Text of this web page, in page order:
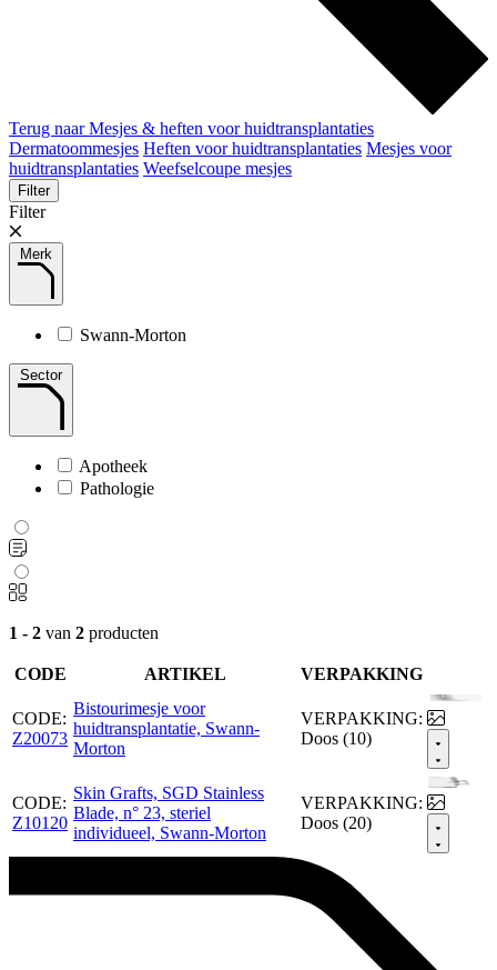
Terug naar Mesjes & heften voor huidtransplantaties
Dermatoommesjes Heften voor huidtransplantaties Mesjes voor
huidtransplantaties Weefselcoupe mesjes
Filter
Filter
Merk
Swann-Morton
Sector
Apotheek
Pathologie
1 - 2 van 2 producten
CODE ARTIKEL VERPAKKING
CODE:
Z20073
Bistourimesje voor
huidtransplantatie, Swann-
Morton
VERPAKKING:
Doos (10)
CODE:
Z10120
Skin Grafts, SGD Stainless
Blade, n° 23, steriel
individueel, Swann-Morton
VERPAKKING:
Doos (20)